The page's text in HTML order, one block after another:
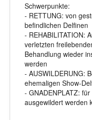
Schwerpunkte:
- RETTUNG: von
befindlichen Delfinen
- REHABILITATION:
verletzten
Behandlung wieder
werden
- AUSWILDERUNG:
ehemaligen Show-
- GNADENPLATZ:
ausgewildert werden